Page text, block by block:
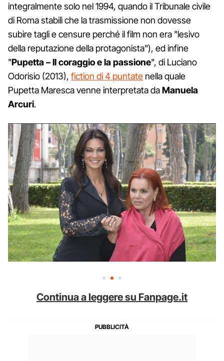
integralmente solo nel 1994, quando il Tribunale civile
di Roma stabilì che la trasmissione non dovesse
subire tagli e censure perché il film non era "lesivo
della reputazione della protagonista"), ed infine
"Pupetta – Il coraggio e la passione", di Luciano
Odorisio (2013), fiction di 4 puntate nella quale
Pupetta Maresca venne interpretata daManuela
Arcuri.
Continua a leggere su Fanpage.it